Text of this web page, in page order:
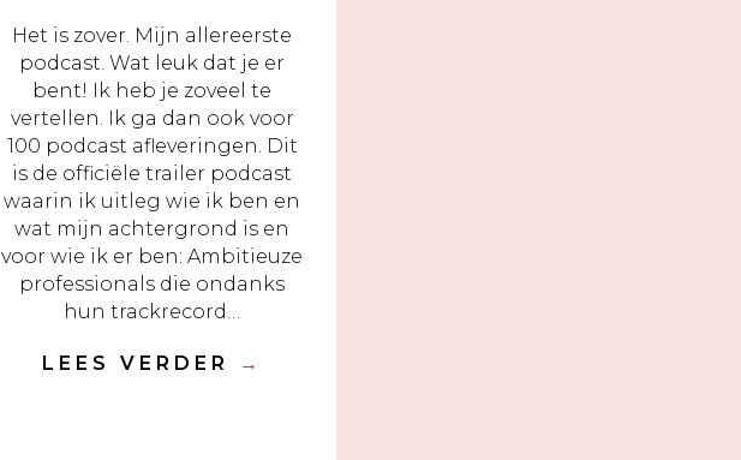
Het is zover. Mijn allereerste
podcast. Wat leuk dat je er
bent! Ik heb je zoveel te
vertellen. Ik ga dan ook voor
100 podcast afleveringen. Dit
is de officiële trailer podcast
waarin ik uitleg wie ik ben en
wat mijn achtergrond is en
voor wie ik er ben: Ambitieuze
professionals die ondanks
hun trackrecord…
LEES VERDER →